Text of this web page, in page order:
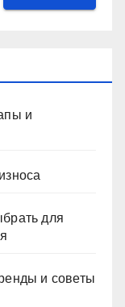
и
для
и советы